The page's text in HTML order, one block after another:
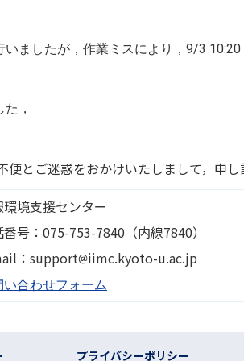
ましたが，作業ミスにより，9/3
，
とご迷惑をおかけいたしまして，申し
環境支援センター
番号：075-753-7840（内線7840）
：support画像
iimc.kyoto-u.ac.jp
い合わせフォーム
プライバシーポリシー